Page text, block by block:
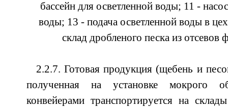
бассейн для осветленной воды; 11 -
воды; 13 - подача осветленной воды в
склад дробленого песка из
2.2.7. Готовая продукция (щебень и
полученная на установке мокрого
конвейерами транспортируется на